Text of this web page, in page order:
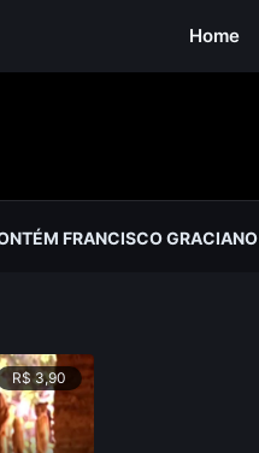
Home
FRANCISCO GRACIANO
R$ 3,90